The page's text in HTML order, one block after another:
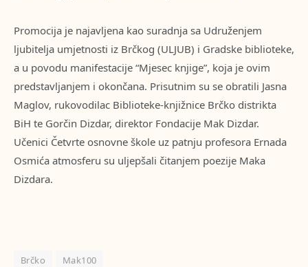
Promocija je najavljena kao suradnja sa Udruženjem
ljubitelja umjetnosti iz Brčkog (ULJUB) i Gradske biblioteke,
a u povodu manifestacije “Mjesec knjige”, koja je ovim
predstavljanjem i okončana. Prisutnim su se obratili Jasna
Maglov, rukovodilac Biblioteke-knjižnice Brčko distrikta
BiH te Gorčin Dizdar, direktor Fondacije Mak Dizdar.
Učenici Četvrte osnovne škole uz patnju profesora Ernada
Osmića atmosferu su uljepšali čitanjem poezije Maka
Dizdara.
Brčko Mak100